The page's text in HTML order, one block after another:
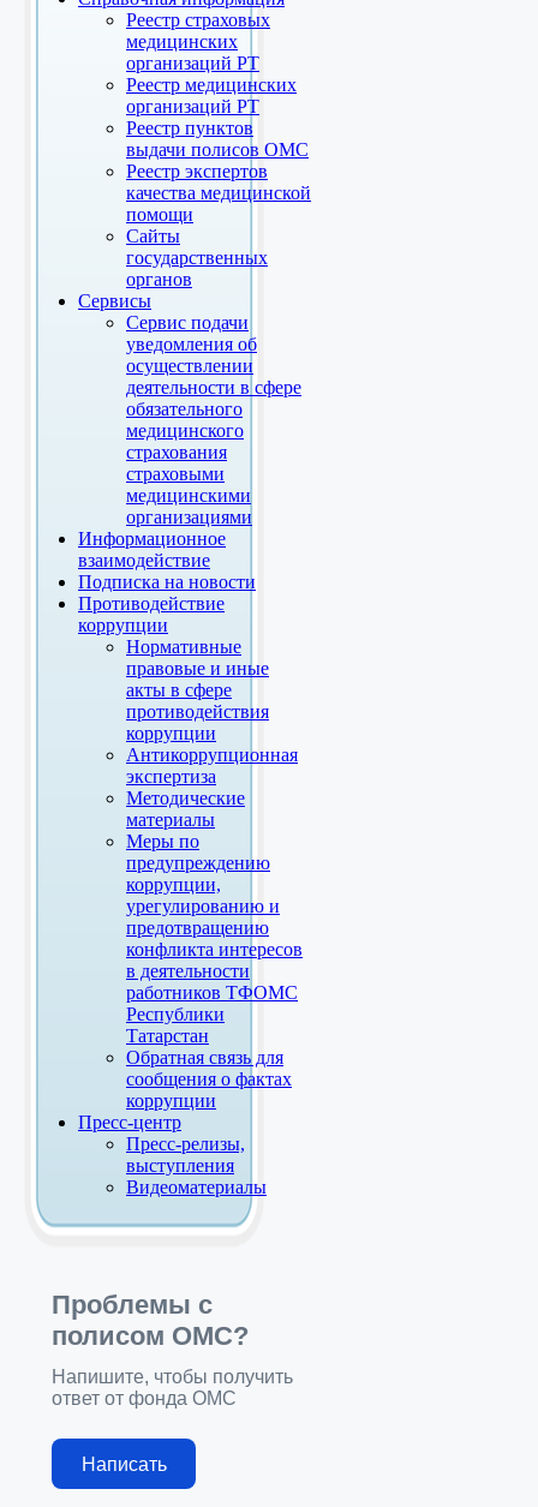
Реестр страховых
медицинских
организаций РТ
Реестр медицинских
организаций РТ
Реестр пунктов
выдачи полисов ОМС
Реестр экспертов
качества медицинской
помощи
Сайты
государственных
органов
Сервисы
Сервис подачи
уведомления об
осуществлении
деятельности в сфере
обязательного
медицинского
страхования
страховыми
медицинскими
организациями
Информационное
взаимодействие
Подписка на новости
Противодействие
коррупции
Нормативные
правовые и иные
акты в сфере
противодействия
коррупции
Антикоррупционная
экспертиза
Методические
материалы
Меры по
предупреждению
коррупции,
урегулированию и
предотвращению
конфликта интересов
в деятельности
работников ТФОМС
Республики
Татарстан
Обратная связь для
сообщения о фактах
коррупции
Пресс-центр
Пресс-релизы,
выступления
Видеоматериалы
Проблемы с
полисом ОМС?
Напишите, чтобы получить
ответ от фонда ОМС
Написать